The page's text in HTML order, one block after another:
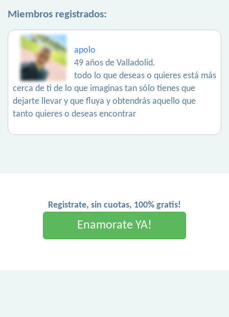
Miembros registrados:
apolo
49 años de Valladolid.
todo lo que deseas o quieres está más
cerca de ti de lo que imaginas tan sólo tienes que
dejarte llevar y que fluya y obtendrás aquello que
tanto quieres o deseas encontrar
Registrate, sin cuotas, 100% gratis!
Enamorate YA!